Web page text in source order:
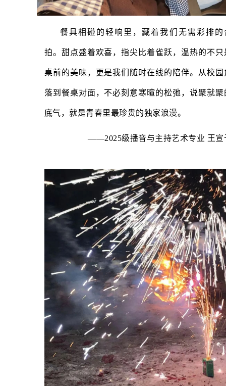
餐具相碰的轻响里，藏着我们无需彩排的
拍。甜点盛着欢喜，指尖比着雀跃，温热的不只
桌前的美味，更是我们随时在线的陪伴。从校园
落到餐桌对面，不必刻意寒暄的松弛，说聚就聚
底气，就是青春里最珍贵的独家浪漫。
——2025级播音与主持艺术专业 王宣